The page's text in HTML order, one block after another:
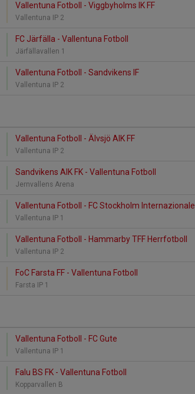
Vallentuna Fotboll - Viggbyholms IK FF
Vallentuna IP 2
FC Järfälla - Vallentuna Fotboll
Järfällavallen 1
Vallentuna Fotboll - Sandvikens IF
Vallentuna IP 2
Vallentuna Fotboll - Älvsjö AIK FF
Vallentuna IP 2
Sandvikens AIK FK - Vallentuna Fotboll
Jernvallens Arena
Vallentuna Fotboll - FC Stockholm Internazionale
Vallentuna IP 1
Vallentuna Fotboll - Hammarby TFF Herrfotboll
Vallentuna IP 2
FoC Farsta FF - Vallentuna Fotboll
Farsta IP 1
Vallentuna Fotboll - FC Gute
Vallentuna IP 1
Falu BS FK - Vallentuna Fotboll
Kopparvallen B